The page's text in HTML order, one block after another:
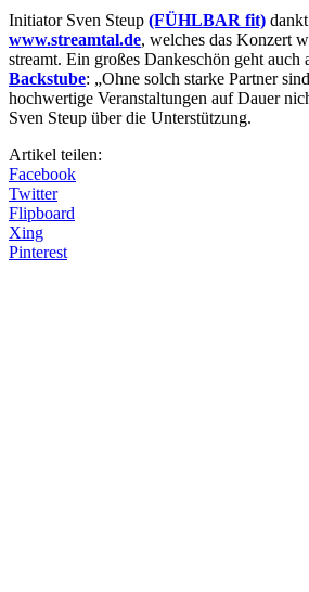
Initiator Sven Steup (FÜHLBAR fit)
www.streamtal.de, welches das Konzert
streamt. Ein großes Dankeschön geht auch
Backstube: „Ohne solch starke Partner
hochwertige Veranstaltungen auf Dauer
Sven Steup über die Unterstützung.
Artikel teilen:
Facebook
Twitter
Flipboard
Xing
Pinterest